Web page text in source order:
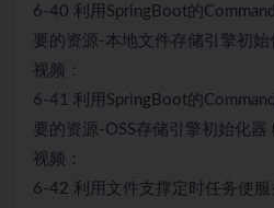
6-40 利用SpringBoot的
要的资源-本地文件存储引擎初始
视频：
6-41 利用SpringBoot的
要的资源-OSS存储引擎初始化器
视频：
6-42 利用文件支撑定时任务使